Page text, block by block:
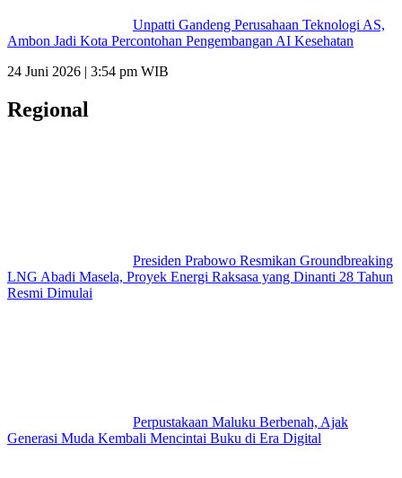
Unpatti Gandeng Perusahaan Teknologi AS,
Ambon Jadi Kota Percontohan Pengembangan AI Kesehatan
24 Juni 2026 | 3:54 pm WIB
Regional
Presiden Prabowo Resmikan Groundbreaking
LNG Abadi Masela, Proyek Energi Raksasa yang Dinanti 28 Tahun
Resmi Dimulai
Perpustakaan Maluku Berbenah, Ajak
Generasi Muda Kembali Mencintai Buku di Era Digital